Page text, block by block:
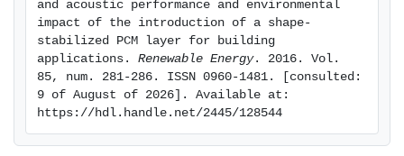
and acoustic performance and environmental
impact of the introduction of a shape-
stabilized PCM layer for building
applications. Renewable Energy. 2016. Vol.
85, num. 281-286. ISSN 0960-1481. [consulted:
9 of August of 2026]. Available at:
https://hdl.handle.net/2445/128544